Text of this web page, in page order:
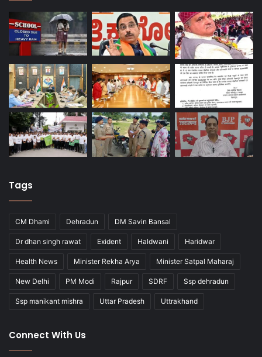
Tags
CM Dhami Dehradun DM Savin Bansal
Dr dhan singh rawat Exident Haldwani Haridwar
Health News Minister Rekha Arya Minister Satpal Maharaj
New Delhi PM Modi Rajpur SDRF Ssp dehradun
Ssp manikant mishra Uttar Pradesh Uttrakhand
Connect With Us